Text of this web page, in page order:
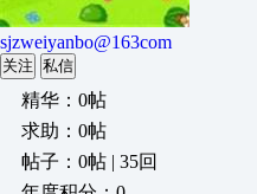
sjzweiyanbo@163com
关注 私信
精华：0帖
求助：0帖
帖子：0帖 | 35回